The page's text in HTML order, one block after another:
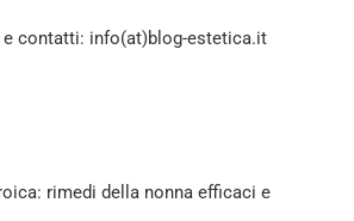
e contatti: info(at)blog-estetica.it
rimedi della nonna efficaci e